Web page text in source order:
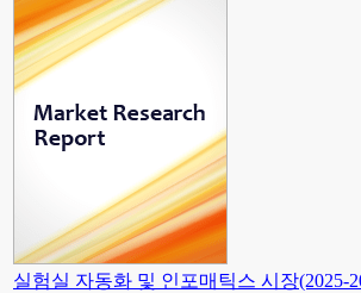
실험실 자동화 및 인포매틱스 시장(2025-